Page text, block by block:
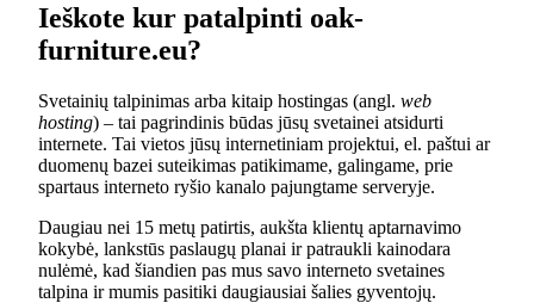
Ieškote kur patalpinti oak-
furniture.eu?
Svetainių talpinimas arba kitaip hostingas (angl. web
hosting) – tai pagrindinis būdas jūsų svetainei atsidurti
internete. Tai vietos jūsų internetiniam projektui, el. paštui ar
duomenų bazei suteikimas patikimame, galingame, prie
spartaus interneto ryšio kanalo pajungtame serveryje.
Daugiau nei 15 metų patirtis, aukšta klientų aptarnavimo
kokybė, lankstūs paslaugų planai ir patraukli kainodara
nulėmė, kad šiandien pas mus savo interneto svetaines
talpina ir mumis pasitiki daugiausiai šalies gyventojų.